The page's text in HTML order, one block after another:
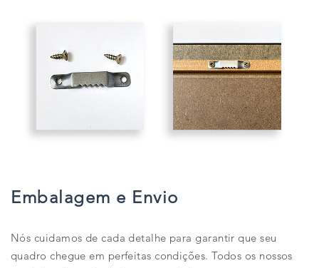
Embalagem e Envio
Nós cuidamos de cada detalhe para garantir que seu
quadro chegue em perfeitas condições. Todos os nossos